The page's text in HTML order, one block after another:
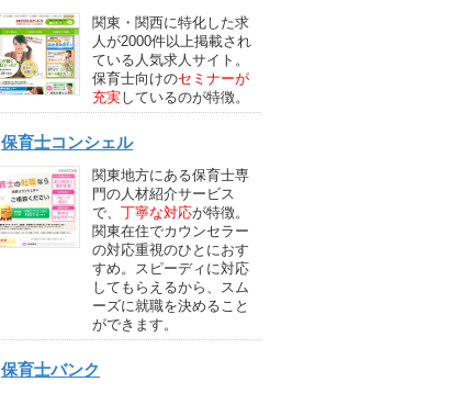
関東・関西に特化した求
人が2000件以上掲載され
ている人気求人サイト。
保育士向けのセミナーが
充実しているのが特徴。
保育士コンシェル
関東地方にある保育士専
門の人材紹介サービス
で、丁寧な対応が特徴。
関東在住でカウンセラー
の対応重視のひとにおす
すめ。スピーディに対応
してもらえるから、スム
ーズに就職を決めること
ができます。
保育士バンク